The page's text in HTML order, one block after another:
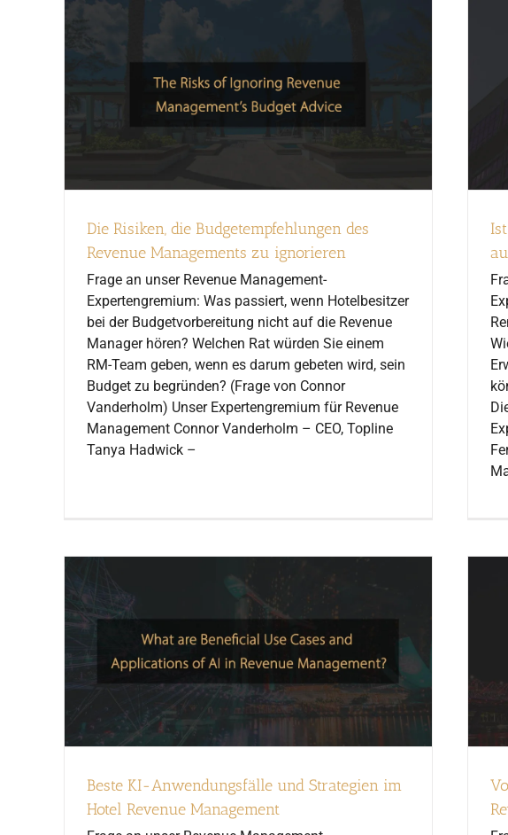
Die Risiken, die Budgetempfehlungen des
Revenue Managements zu ignorieren
Frage an unser Revenue Management-
Expertengremium: Was passiert, wenn Hotelbesitzer
bei der Budgetvorbereitung nicht auf die Revenue
Manager hören? Welchen Rat würden Sie einem
RM-Team geben, wenn es darum gebeten wird, sein
Budget zu begründen? (Frage von Connor
Vanderholm) Unser Expertengremium für Revenue
Management Connor Vanderholm – CEO, Topline
Tanya Hadwick –
Beste KI-Anwendungsfälle und Strategien im
Hotel Revenue Management